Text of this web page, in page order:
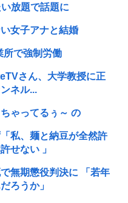
放題で話題に
女子アナと結婚
所で強制労働
さん、大学教授に正
ネル...
ゃってるぅ～ の
私、麺と納豆が全然許
せない 」
無期懲役判決に 「若年
ろうか」